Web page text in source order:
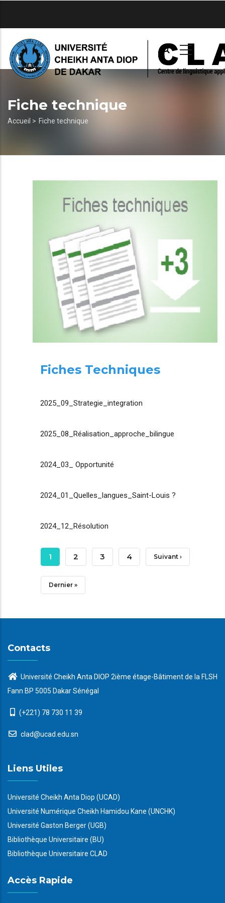
principal
Fiche technique
Fil
Accueil > Fiche technique
Fiches Techniques
2025_09_Strategie_integration
2025_08_Réalisation_approche_bilingue
2024_03_ Opportunité
2024_01_Quelles_langues_Saint-Louis ?
2024_12_Résolution
Pagination
Page
Courante
1 Page
2 Page
3 Page
4 Page
Suivant ›
Dernière
Dernier »
Contacts
Université Cheikh Anta DIOP 2ième étage-Bâtiment de la FLSH
Fann BP 5005 Dakar Sénégal
(+221) 78 730 11 39
clad@ucad.edu.sn
Liens Utiles
Université Cheikh Anta Diop (UCAD)
Université Numérique Cheikh Hamidou Kane (UNCHK)
Université Gaston Berger (UGB)
Bibliothèque Universitaire (BU)
Bibliothèque Universitaire CLAD
Accès Rapide